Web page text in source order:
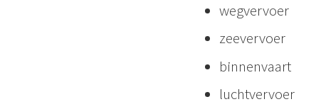
wegvervoer
zeevervoer
binnenvaart
luchtvervoer